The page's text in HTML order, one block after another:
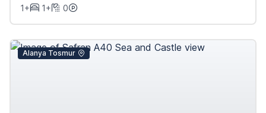
1+
1+ 0
Alanya Tosmur